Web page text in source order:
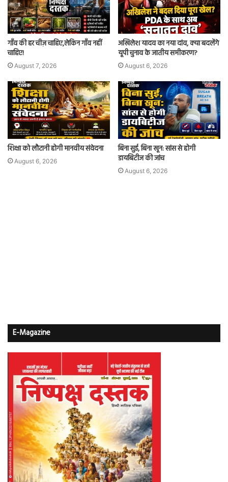
गाँव की हर चीज़ चाहिए,लेकिन गाँव नहीं
चाहिए!
August 7, 2026
अखिलेश यादव का नया दांव, क्या बदलेंगे
यूपी चुनाव के जातीय समीकरण?
August 6, 2026
शिक्षा को लौटानी होगी मानवीय संवेदना
August 6, 2026
बिना सुई, बिना खून: सांस से होगी
डायबिटीज की जांच
August 6, 2026
E-Magazine